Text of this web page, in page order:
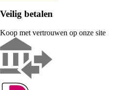
Veilig betalen
Koop met vertrouwen op onze site